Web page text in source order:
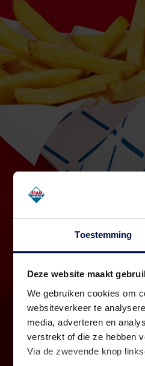
Toestemming
Deze website maakt
We gebruiken cookies om
websiteverkeer te
media, adverteren en
verstrekt of die ze hebben
Via de zwevende knop